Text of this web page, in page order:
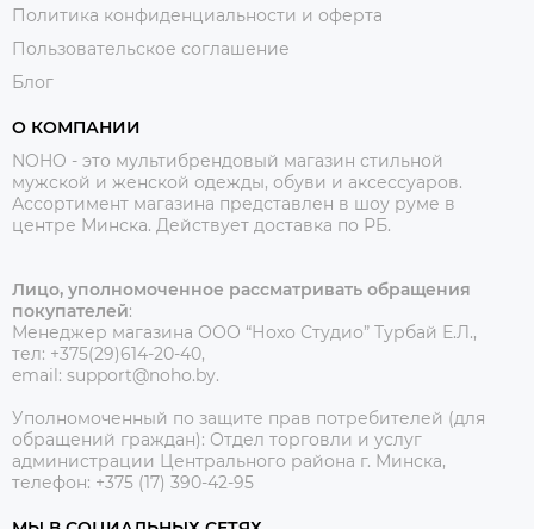
Политика конфиденциальности и оферта
Пользовательское соглашение
Блог
О КОМПАНИИ
NOHO - это мультибрендовый магазин стильной
мужской и женской одежды, обуви и аксессуаров.
Ассортимент магазина представлен в шоу руме в
центре Минска. Действует доставка по РБ.
Лицо, уполномоченное рассматривать обращения
покупателей:
Менеджер магазина ООО “Нохо Студио” Турбай Е.Л.,
тел: +375(29)614-20-40,
email: support@noho.by.
Уполномоченный по защите прав потребителей (для
обращений граждан): Отдел торговли и услуг
администрации Центрального района г. Минска,
телефон: +375 (17) 390-42-95